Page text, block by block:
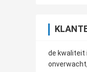
de kwaliteit